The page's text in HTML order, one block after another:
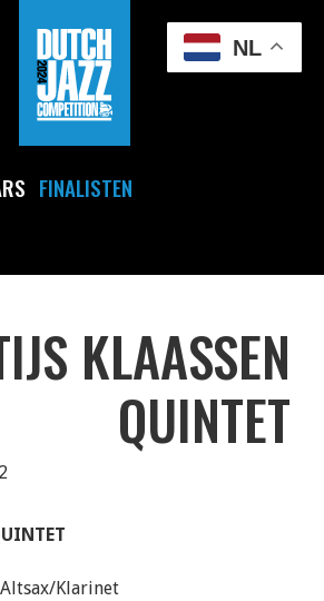
FINALISTEN
KLAASSEN
QUINTET
Altsax/Klarinet
NL